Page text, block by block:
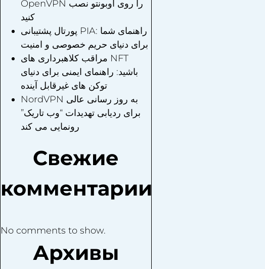
OpenVPN را روی اوبونتو نصب
کنید
پورتال پشتیبانی PIA: راهنمای شما
برای دنیای حریم خصوصی و امنیت
مراقب کلاهبرداری های NFT
باشید: راهنمای ایمنی برای دنیای
توکن های غیرقابل آینده
NordVPN به روز رسانی عالی
برای ردیابی تهدیدات “وب تاریک”
رونمایی می کند
Свежие
комментарии
No comments to show.
Архивы